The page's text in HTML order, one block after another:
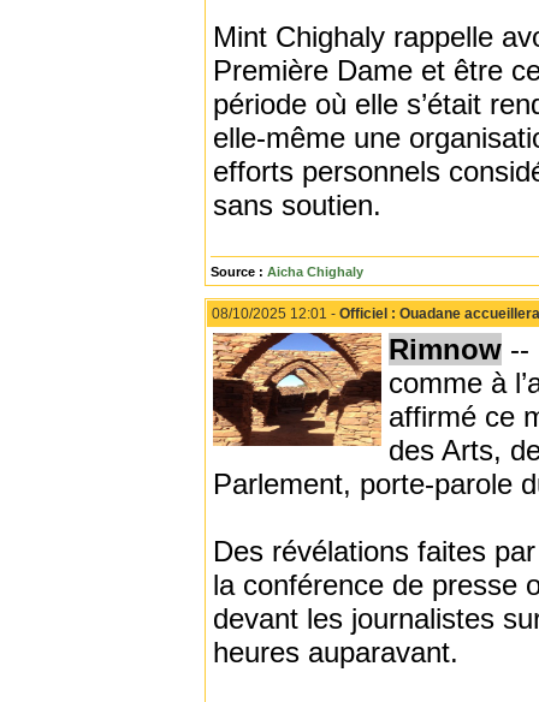
Mint Chighaly rappelle
Première Dame et être
période où elle s’était
elle-même une
efforts personnels
sans soutien.
Source : Aicha Chighaly
08/10/2025 12:01 - Officiel : Ouadane
Rimnow --
comme à
affirmé ce
des Arts,
Parlement, porte-parole
Des révélations faites
la conférence de presse
devant les journalistes
heures auparavant.